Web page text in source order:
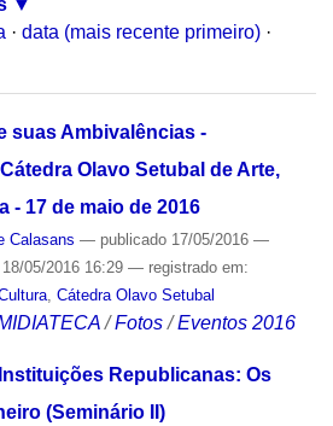
· data (mais recente primeiro) ·
suas Ambivalências -
Olavo Setubal de Arte,
- 17 de maio de 2016
Calasans — publicado17/05/2016 —
05/2016 16:29 — registrado em:
, Cátedra Olavo Setubal
/Fotos /Eventos 2016
Republicanas: Os
(Seminário II)